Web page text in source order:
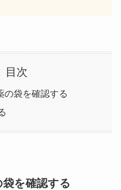
目次
の袋を確認する
を確認する